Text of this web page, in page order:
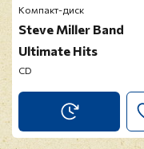
Компакт-диск
Steve Miller Band
Ultimate Hits
CD